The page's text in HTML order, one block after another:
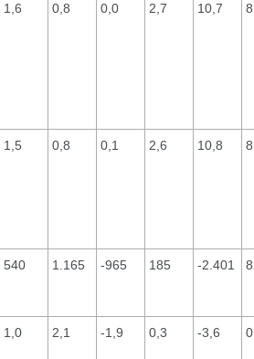
1,6 0,8 0,0 2,7 10,7
1,5 0,8 0,1 2,6 10,8
540 1.165 -965 185 -2.401
1,0 2,1 -1,9 0,3 -3,6